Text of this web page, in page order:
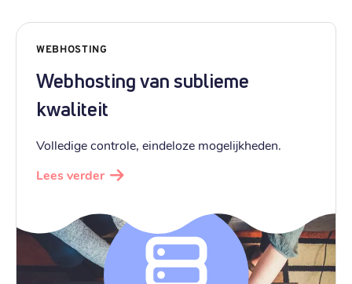
WEBHOSTING
Webhosting van sublieme
kwaliteit
Volledige controle, eindeloze mogelijkheden.
Lees verder